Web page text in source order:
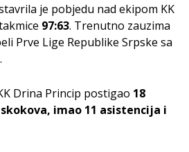
je pobjedu nad ekipom KK
97:63. Trenutno zauzima
Prve Lige Republike Srpske sa
Drina Princip postigao 18
imao 11 asistencija i